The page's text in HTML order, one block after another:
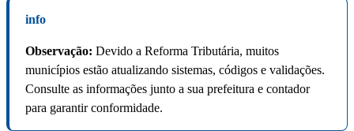
info
Observação: Devido a Reforma Tributária, muitos
municípios estão atualizando sistemas, códigos e validações.
Consulte as informações junto a sua prefeitura e contador
para garantir conformidade.